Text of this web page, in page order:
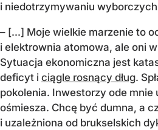
i niedotrzymywaniu
– [...] Moje wielkie marzenie to
i elektrownia atomowa, ale oni
Sytuacja ekonomiczna jest
deficyt i ciągle rosnący dług.
pokolenia. Inwestorzy ode mnie
ośmiesza. Chcę być dumna, a
i uzależniona od brukselskich